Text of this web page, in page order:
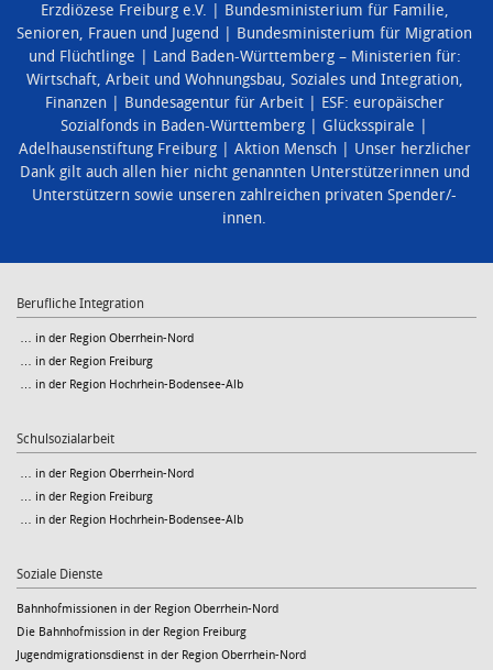
Erzdiözese Freiburg e.V.
Bundesministerium für Familie,
Senioren, Frauen und Jugend
Bundesministerium für Migration
und Flüchtlinge
Land Baden-Württemberg – Ministerien für:
Wirtschaft, Arbeit und Wohnungsbau, Soziales und Integration,
Finanzen
Bundesagentur für Arbeit
ESF: europäischer
Sozialfonds in Baden-Württemberg
Glücksspirale
Adelhausenstiftung Freiburg
Aktion Mensch
Unser herzlicher
Dank gilt auch allen hier nicht genannten Unterstützerinnen und
Unterstützern sowie unseren zahlreichen privaten Spender/-
innen.
Berufliche Integration
… in der Region Oberrhein-Nord
… in der Region Freiburg
… in der Region Hochrhein-Bodensee-Alb
Schulsozialarbeit
… in der Region Oberrhein-Nord
… in der Region Freiburg
… in der Region Hochrhein-Bodensee-Alb
Soziale Dienste
Bahnhofmissionen in der Region Oberrhein-Nord
Die Bahnhofmission in der Region Freiburg
Jugendmigrationsdienst in der Region Oberrhein-Nord